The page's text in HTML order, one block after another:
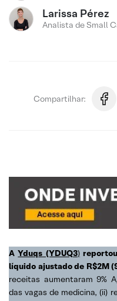
Larissa Pérez
Analista de Small
Compartilhar:
AYduqs (YDUQ3)
líquido ajustado de R$2M
receitas aumentaram 9%
das vagas de medicina, (ii)